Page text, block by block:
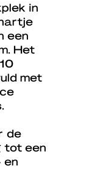
in
een
Het
met
de
tot een
en